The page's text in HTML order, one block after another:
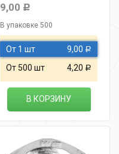
9,00 Р
В упаковке 500
От 1 шт 9,00 Р
От 500 шт 4,20 Р
В КОРЗИНУ